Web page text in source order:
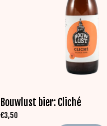
Bouwlust bier: Cliché
€3,50